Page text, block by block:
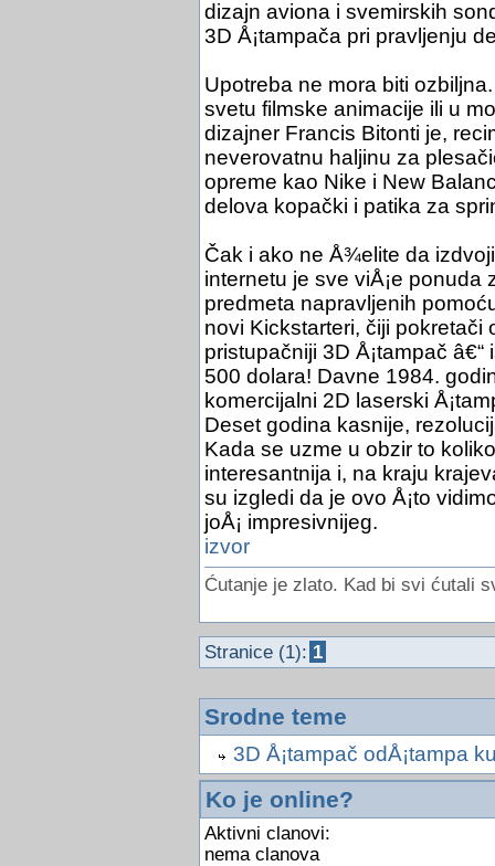
dizajn aviona i svemirskih
3D Å¡tampača pri pravljenju
Upotreba ne mora biti
svetu filmske animacije ili u
dizajner Francis Bitonti je,
neverovatnu haljinu za
opreme kao Nike i New
delova kopački i patika za
Čak i ako ne Å¾elite da
internetu je sve viÅ¡e
predmeta napravljenih
novi Kickstarteri, čiji pokretači
pristupačniji 3D Å¡tampač
500 dolara! Davne 1984.
komercijalni 2D laserski
Deset godina kasnije,
Kada se uzme u obzir to
interesantnija i, na kraju
su izgledi da je ovo Å¡to
joÅ¡ impresivnijeg.
izvor
Ćutanje je zlato. Kad bi svi ćutali
Stranice (1): 1
Srodne teme
3D Å¡tampač odÅ¡tampa
Ko je online?
Aktivni clanovi:
nema clanova